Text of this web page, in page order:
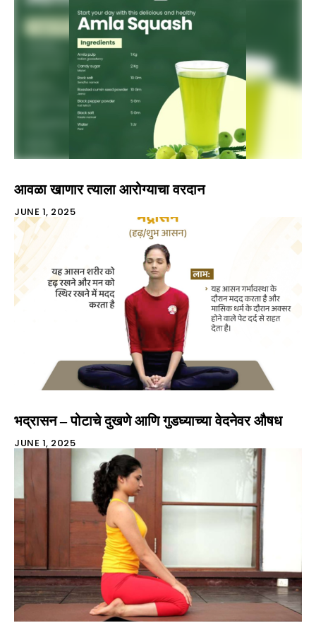
आवळा खाणार त्याला आरोग्याचा वरदान
JUNE 1, 2025
भद्रासन – पोटाचे दुखणे आणि गुडघ्याच्या वेदनेवर औषध
JUNE 1, 2025